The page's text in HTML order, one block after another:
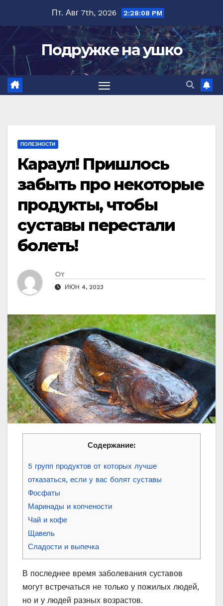
содержимому
Пт. Авг 7th, 2026 2:28:10 PM
Подружке на ушко
ПОЛЕЗНОСТИ
Караул! Пришлось
забыть про некоторые
продукты, чтобы
суставы перестали
болеть!
От
ИЮН 4, 2023
Содержание:
5 групп продуктов от которых лучше
отказаться, если у вас болят суставы
Фосфаты
Маринады и копчености
Чай и кофе
Щавель
Сладости и выпечка
В последнее время заболевания суставов
могут встречаться не только у пожилых людей,
но и у людей разных возрастов.